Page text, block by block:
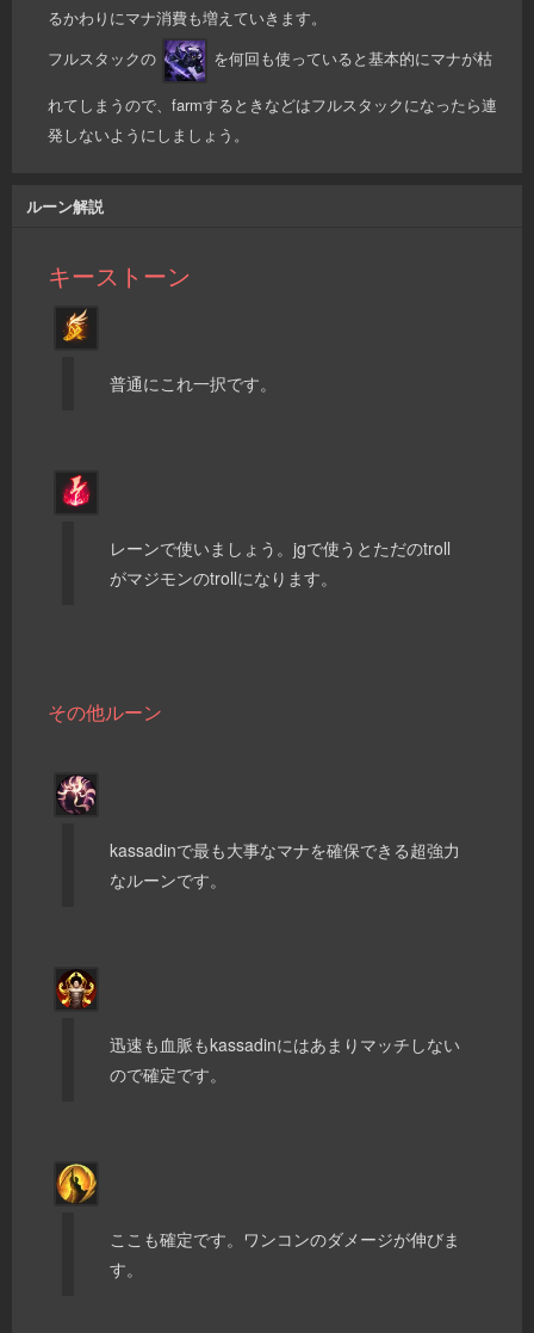
るかわりにマナ消費も増えていきます。
フルスタックの
を何回も使っていると基本的にマナが枯
れてしまうので、farmするときなどはフルスタックになったら連
発しないようにしましょう。
ルーン解説
キーストーン
普通にこれ一択です。
レーンで使いましょう。jgで使うとただのtroll
がマジモンのtrollになります。
その他ルーン
kassadinで最も大事なマナを確保できる超強力
なルーンです。
迅速も血脈もkassadinにはあまりマッチしない
ので確定です。
ここも確定です。ワンコンのダメージが伸びま
す。